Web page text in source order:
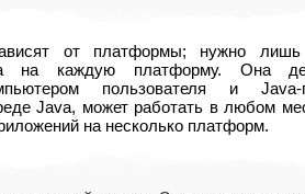
от платформы; нужно лишь
на каждую платформу. Она
пользователя и Java-
Java, может работать в любом
на несколько платформ.